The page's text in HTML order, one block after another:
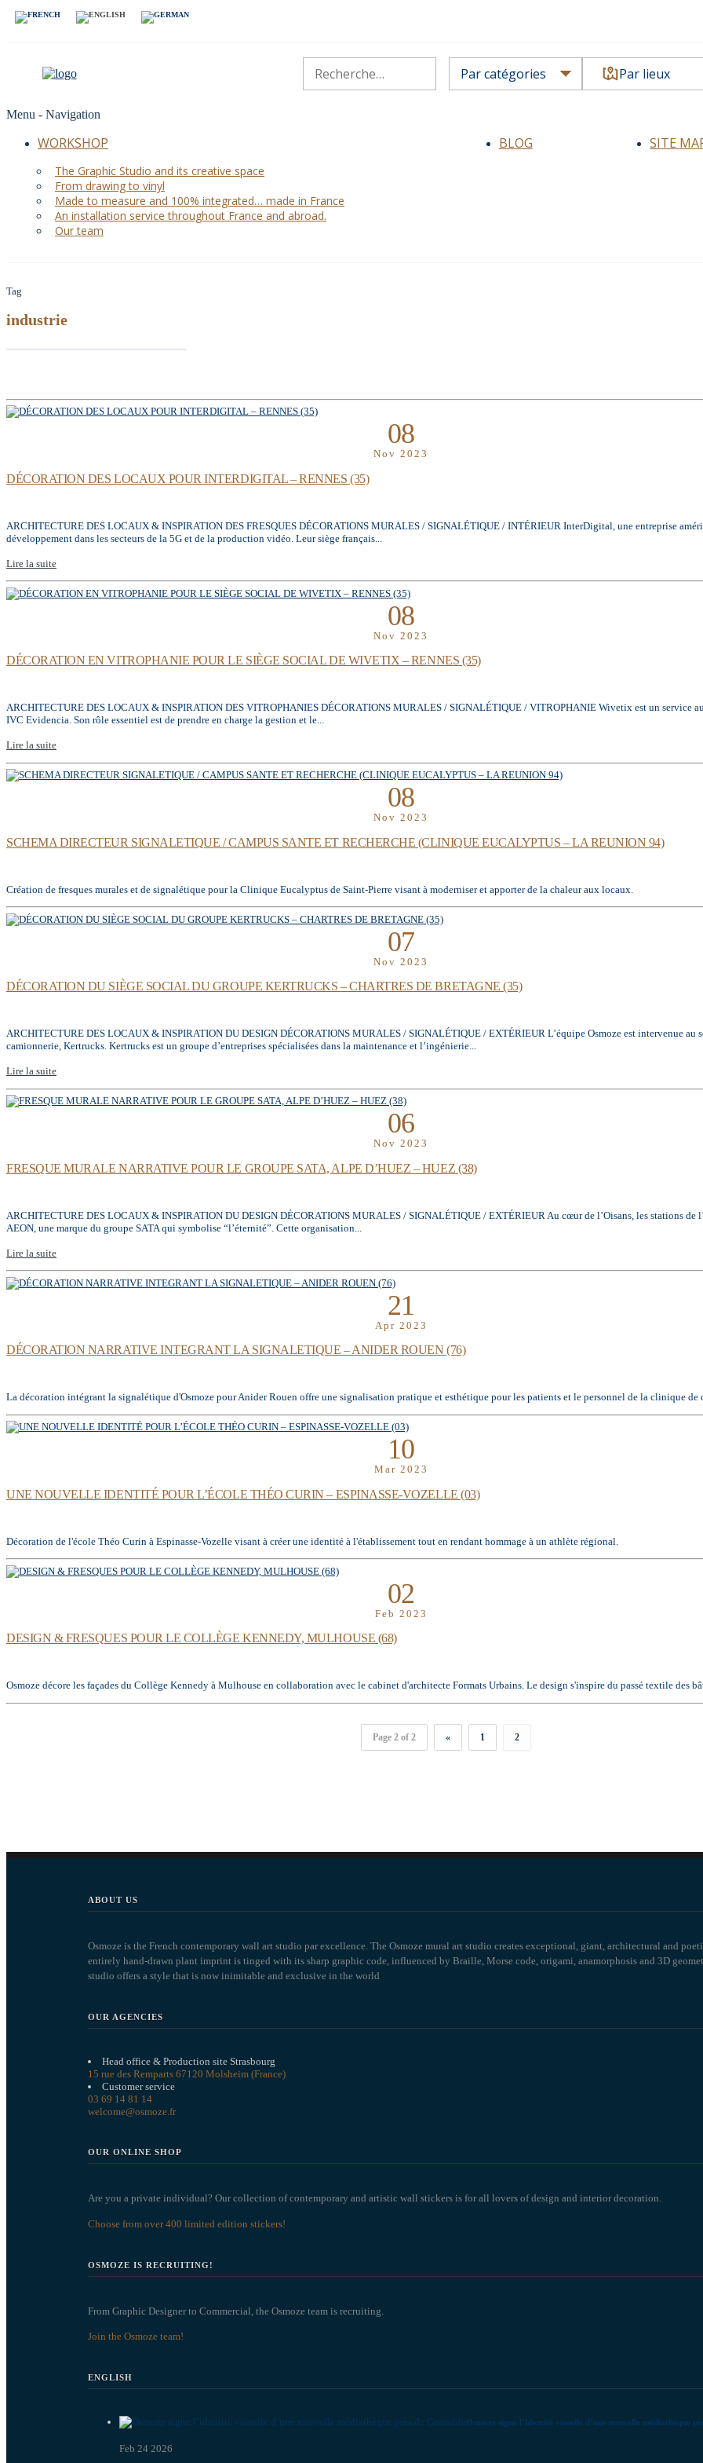
Par lieux
Menu - Navigation
WORKSHOP
The Graphic Studio and its creative space
From drawing to vinyl
Made to measure and 100% integrated… made in France
An installation service throughout France and abroad.
Our team
BLOG SITE
Tag
industrie
08
Nov 2023
DÉCORATION DES LOCAUX POUR INTERDIGITAL – RENNES (35)
ARCHITECTURE DES LOCAUX & INSPIRATION DES FRESQUES DÉCORATIONS MURALES / SIGNALÉTIQUE / INTÉRIEUR InterDigital, une entreprise
développement dans les secteurs de la 5G et de la production vidéo. Leur siège français...
Lire la suite
08
Nov 2023
DÉCORATION EN VITROPHANIE POUR LE SIÈGE SOCIAL DE WIVETIX – RENNES (35)
ARCHITECTURE DES LOCAUX & INSPIRATION DES VITROPHANIES DÉCORATIONS MURALES / SIGNALÉTIQUE / VITROPHANIE Wivetix est un service
IVC Evidencia. Son rôle essentiel est de prendre en charge la gestion et le...
Lire la suite
08
Nov 2023
SCHEMA DIRECTEUR SIGNALETIQUE / CAMPUS SANTE ET RECHERCHE (CLINIQUE EUCALYPTUS – LA REUNION 94)
Création de fresques murales et de signalétique pour la Clinique Eucalyptus de Saint-Pierre visant à moderniser et apporter de la chaleur aux locaux.
07
Nov 2023
DÉCORATION DU SIÈGE SOCIAL DU GROUPE KERTRUCKS – CHARTRES DE BRETAGNE (35)
ARCHITECTURE DES LOCAUX & INSPIRATION DU DESIGN DÉCORATIONS MURALES / SIGNALÉTIQUE / EXTÉRIEUR L’équipe Osmoze est intervenue au
camionnerie, Kertrucks. Kertrucks est un groupe d’entreprises spécialisées dans la maintenance et l’ingénierie...
Lire la suite
06
Nov 2023
FRESQUE MURALE NARRATIVE POUR LE GROUPE SATA, ALPE D’HUEZ – HUEZ (38)
ARCHITECTURE DES LOCAUX & INSPIRATION DU DESIGN DÉCORATIONS MURALES / SIGNALÉTIQUE / EXTÉRIEUR Au cœur de l’Oisans, les stations de
AEON, une marque du groupe SATA qui symbolise “l’éternité”. Cette organisation...
Lire la suite
21
Apr 2023
DÉCORATION NARRATIVE INTEGRANT LA SIGNALETIQUE – ANIDER ROUEN (76)
La décoration intégrant la signalétique d'Osmoze pour Anider Rouen offre une signalisation pratique et esthétique pour les patients et le personnel de la clinique de
10
Mar 2023
UNE NOUVELLE IDENTITÉ POUR L’ÉCOLE THÉO CURIN – ESPINASSE-VOZELLE (03)
Décoration de l'école Théo Curin à Espinasse-Vozelle visant à créer une identité à l'établissement tout en rendant hommage à un athlète régional.
02
Feb 2023
DESIGN & FRESQUES POUR LE COLLÈGE KENNEDY, MULHOUSE (68)
Osmoze décore les façades du Collège Kennedy à Mulhouse en collaboration avec le cabinet d'architecte Formats Urbains. Le design s'inspire du passé textile des
Page 2 of 2 « 1 2
ABOUT US
Osmoze is the French contemporary wall art studio par excellence. The Osmoze mural art studio creates exceptional, giant, architectural and
entirely hand-drawn plant imprint is tinged with its sharp graphic code, influenced by Braille, Morse code, origami, anamorphosis and 3D
studio offers a style that is now inimitable and exclusive in the world
OUR AGENCIES
Head office & Production site Strasbourg
15 rue des Remparts 67120 Molsheim (France)
Customer service
03 69 14 81 14
welcome@osmoze.fr
OUR ONLINE SHOP
Are you a private individual? Our collection of contemporary and artistic wall stickers is for all lovers of design and interior decoration.
Choose from over 400 limited edition stickers!
OSMOZE IS RECRUITING!
From Graphic Designer to Commercial, the Osmoze team is recruiting.
Join the Osmoze team!
ENGLISH
Osmoze signe l’identité visuelle d’une nouvelle médiathèque
Feb 24 2026